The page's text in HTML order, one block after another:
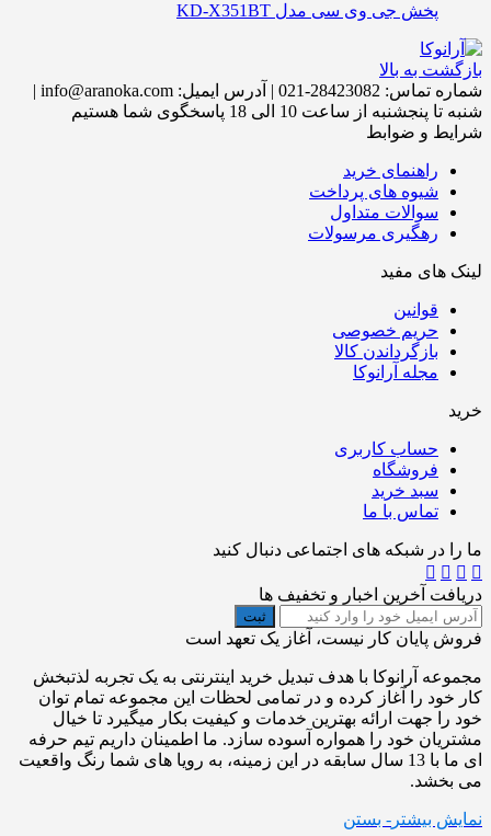
پخش جی وی سی مدل KD-X351BT
بازگشت به بالا
شماره تماس: 28423082-021
| آدرس ایمیل: info@aranoka.com
|
شنبه تا پنجشنبه از ساعت 10 الی 18 پاسخگوی شما هستیم
شرایط و ضوابط
راهنمای خرید
شیوه های پرداخت
سوالات متداول
رهگیری مرسولات
لینک های مفید
قوانین
حریم خصوصی
بازگرداندن کالا
مجله آرانوکا
خرید
حساب کاربری
فروشگاه
سبد خرید
تماس با ما
ما را در شبکه های اجتماعی دنبال کنید
دریافت آخرین اخبار و تخفیف ها
ثبت
فروش پایان کار نیست، آغاز یک تعهد است
مجموعه آرانوکا با هدف تبدیل خرید اینترنتی به یک تجربه لذتبخش
کار خود را آغاز کرده و در تمامی لحظات این مجموعه تمام توان
خود را جهت ارائه بهترین خدمات و کیفیت بکار میگیرد تا خیال
مشتریان خود را همواره آسوده سازد. ما اطمینان داریم تیم حرفه
ای ما با 13 سال سابقه در این زمینه، به رویا های شما رنگ واقعیت
می بخشد.
نمایش بیشتر - بستن